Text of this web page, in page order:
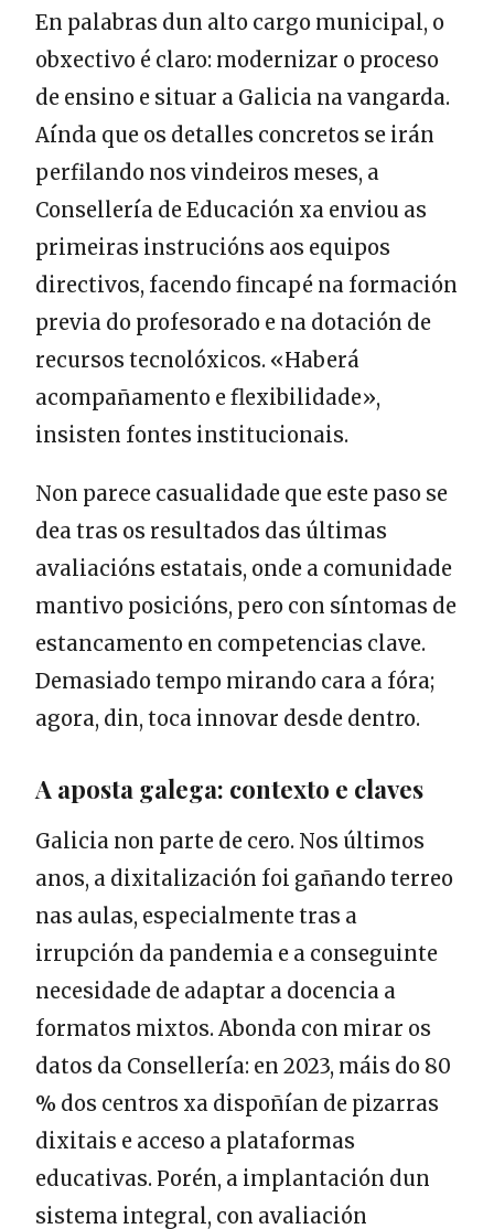
En palabras dun alto cargo municipal, o
obxectivo é claro: modernizar o proceso
de ensino e situar a Galicia na vangarda.
Aínda que os detalles concretos se irán
perfilando nos vindeiros meses, a
Consellería de Educación xa enviou as
primeiras instrucións aos equipos
directivos, facendo fincapé na formación
previa do profesorado e na dotación de
recursos tecnolóxicos. «Haberá
acompañamento e flexibilidade»,
insisten fontes institucionais.
Non parece casualidade que este paso se
dea tras os resultados das últimas
avaliacións estatais, onde a comunidade
mantivo posicións, pero con síntomas de
estancamento en competencias clave.
Demasiado tempo mirando cara a fóra;
agora, din, toca innovar desde dentro.
A aposta galega: contexto e claves
Galicia non parte de cero. Nos últimos
anos, a dixitalización foi gañando terreo
nas aulas, especialmente tras a
irrupción da pandemia e a conseguinte
necesidade de adaptar a docencia a
formatos mixtos. Abonda con mirar os
datos da Consellería: en 2023, máis do 80
% dos centros xa dispoñían de pizarras
dixitais e acceso a plataformas
educativas. Porén, a implantación dun
sistema integral, con avaliación